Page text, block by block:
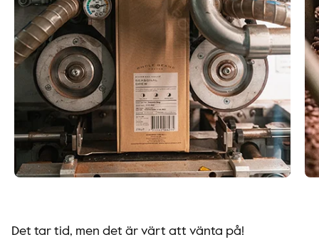
Det tar tid, men det är värt att vänta på!